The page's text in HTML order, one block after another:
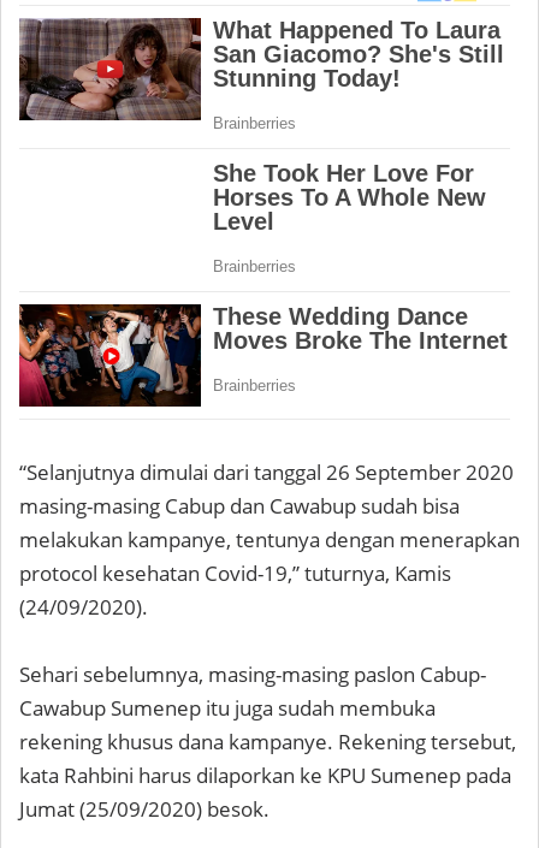
“Selanjutnya dimulai dari tanggal 26 September 2020
masing-masing Cabup dan Cawabup sudah bisa
melakukan kampanye, tentunya dengan menerapkan
protocol kesehatan Covid-19,” tuturnya, Kamis
(24/09/2020).
Sehari sebelumnya, masing-masing paslon Cabup-
Cawabup Sumenep itu juga sudah membuka
rekening khusus dana kampanye. Rekening tersebut,
kata Rahbini harus dilaporkan ke KPU Sumenep pada
Jumat (25/09/2020) besok.